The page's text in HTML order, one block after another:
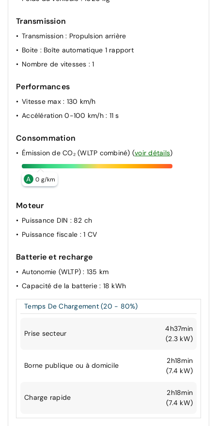
Transmission
Transmission: Propulsion arrière
Boite : Boîte automatique 1 rapport
Nombre de vitesses : 1
Performances
Vitesse max : 130 km/h
Accélération 0-100 km/h : 11 s
Consommation
Émission de CO₂ (WLTP combiné) (voir détails)
A 0 g/km
Moteur
Puissance DIN : 82 ch
Puissance fiscale : 1 CV
Batterie et recharge
Autonomie (WLTP): 135 km
Capacité de la batterie : 18 kWh
Temps De Chargement (20 - 80%)
Prise secteur
4h37min
(2.3 kW)
Borne publique ou à domicile
2h18min
(7.4 kW)
Charge rapide
2h18min
(7.4 kW)